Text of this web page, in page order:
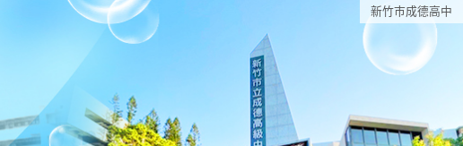
新竹巿成德高中